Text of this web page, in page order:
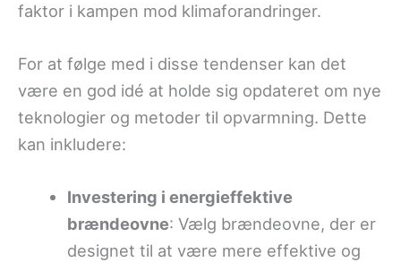
faktor i kampen mod klimaforandringer.
For at følge med i disse tendenser kan det
være en god idé at holde sig opdateret om nye
teknologier og metoder til opvarmning. Dette
kan inkludere:
Investering i energieffektive
brændeovne: Vælg brændeovne, der er
designet til at være mere effektive og